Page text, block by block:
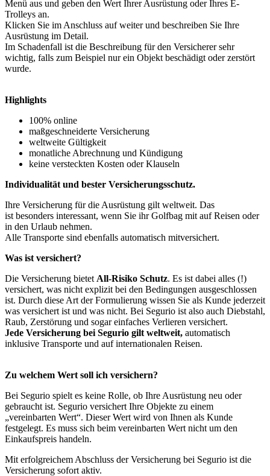
Menü aus und geben den Wert Ihrer Ausrüstung oder Ihres E-
Trolleys an.
Klicken Sie im Anschluss auf weiter und beschreiben Sie Ihre
Ausrüstung im Detail.
Im Schadenfall ist die Beschreibung für den Versicherer sehr
wichtig, falls zum Beispiel nur ein Objekt beschädigt oder zerstört
wurde.
Highlights
100% online
maßgeschneiderte Versicherung
weltweite Gültigkeit
monatliche Abrechnung und Kündigung
keine versteckten Kosten oder Klauseln
Individualität und bester Versicherungsschutz.
Ihre Versicherung für die Ausrüstung gilt weltweit. Das
ist besonders interessant, wenn Sie ihr Golfbag mit auf Reisen oder
in den Urlaub nehmen.
Alle Transporte sind ebenfalls automatisch mitversichert.
Was ist versichert?
Die Versicherung bietet All-Risiko Schutz. Es ist dabei alles (!)
versichert, was nicht explizit bei den Bedingungen ausgeschlossen
ist. Durch diese Art der Formulierung wissen Sie als Kunde jederzeit
was versichert ist und was nicht. Bei Segurio ist also auch Diebstahl,
Raub, Zerstörung und sogar einfaches Verlieren versichert.
Jede Versicherung bei Segurio gilt weltweit, automatisch
inklusive Transporte und auf internationalen Reisen.
Zu welchem Wert soll ich versichern?
Bei Segurio spielt es keine Rolle, ob Ihre Ausrüstung neu oder
gebraucht ist. Segurio versichert Ihre Objekte zu einem
„vereinbarten Wert“. Dieser Wert wird von Ihnen als Kunde
festgelegt. Es muss sich beim vereinbarten Wert nicht um den
Einkaufspreis handeln.
Mit erfolgreichem Abschluss der Versicherung bei Segurio ist die
Versicherung sofort aktiv.